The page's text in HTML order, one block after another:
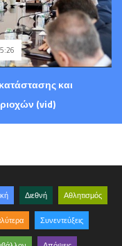
και
(vid)
Διεθνή Αθλητισμός
Συνεντεύξεις